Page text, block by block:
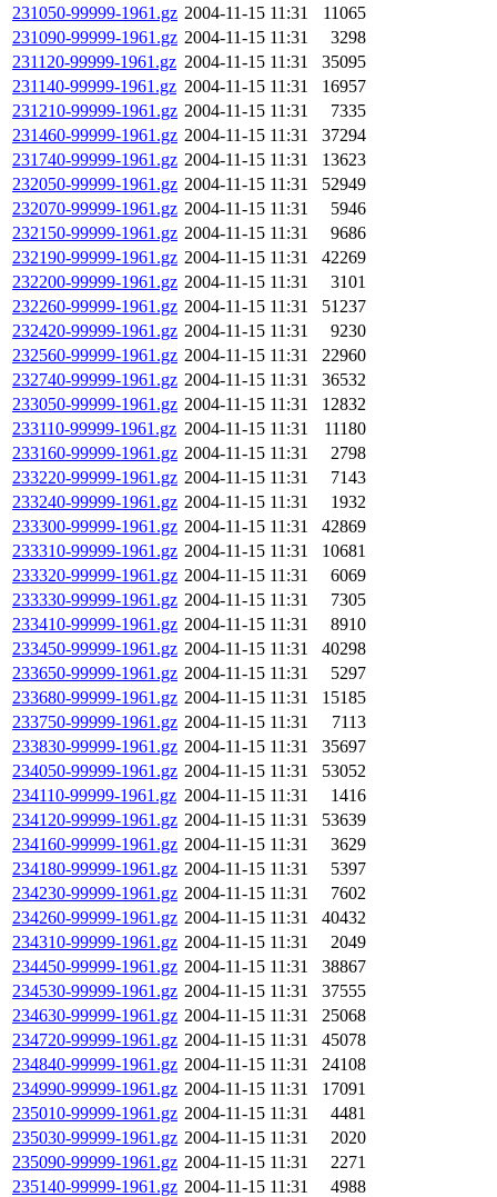
231050-99999-1961.gz 2004-11-15 11:31
11065
231090-99999-1961.gz 2004-11-15 11:31
3298
231120-99999-1961.gz 2004-11-15 11:31
35095
231140-99999-1961.gz 2004-11-15 11:31
16957
231210-99999-1961.gz 2004-11-15 11:31
7335
231460-99999-1961.gz 2004-11-15 11:31
37294
231740-99999-1961.gz 2004-11-15 11:31
13623
232050-99999-1961.gz 2004-11-15 11:31
52949
232070-99999-1961.gz 2004-11-15 11:31
5946
232150-99999-1961.gz 2004-11-15 11:31
9686
232190-99999-1961.gz 2004-11-15 11:31
42269
232200-99999-1961.gz 2004-11-15 11:31
3101
232260-99999-1961.gz 2004-11-15 11:31
51237
232420-99999-1961.gz 2004-11-15 11:31
9230
232560-99999-1961.gz 2004-11-15 11:31
22960
232740-99999-1961.gz 2004-11-15 11:31
36532
233050-99999-1961.gz 2004-11-15 11:31
12832
233110-99999-1961.gz 2004-11-15 11:31
11180
233160-99999-1961.gz 2004-11-15 11:31
2798
233220-99999-1961.gz 2004-11-15 11:31
7143
233240-99999-1961.gz 2004-11-15 11:31
1932
233300-99999-1961.gz 2004-11-15 11:31
42869
233310-99999-1961.gz 2004-11-15 11:31
10681
233320-99999-1961.gz 2004-11-15 11:31
6069
233330-99999-1961.gz 2004-11-15 11:31
7305
233410-99999-1961.gz 2004-11-15 11:31
8910
233450-99999-1961.gz 2004-11-15 11:31
40298
233650-99999-1961.gz 2004-11-15 11:31
5297
233680-99999-1961.gz 2004-11-15 11:31
15185
233750-99999-1961.gz 2004-11-15 11:31
7113
233830-99999-1961.gz 2004-11-15 11:31
35697
234050-99999-1961.gz 2004-11-15 11:31
53052
234110-99999-1961.gz 2004-11-15 11:31
1416
234120-99999-1961.gz 2004-11-15 11:31
53639
234160-99999-1961.gz 2004-11-15 11:31
3629
234180-99999-1961.gz 2004-11-15 11:31
5397
234230-99999-1961.gz 2004-11-15 11:31
7602
234260-99999-1961.gz 2004-11-15 11:31
40432
234310-99999-1961.gz 2004-11-15 11:31
2049
234450-99999-1961.gz 2004-11-15 11:31
38867
234530-99999-1961.gz 2004-11-15 11:31
37555
234630-99999-1961.gz 2004-11-15 11:31
25068
234720-99999-1961.gz 2004-11-15 11:31
45078
234840-99999-1961.gz 2004-11-15 11:31
24108
234990-99999-1961.gz 2004-11-15 11:31
17091
235010-99999-1961.gz 2004-11-15 11:31
4481
235030-99999-1961.gz 2004-11-15 11:31
2020
235090-99999-1961.gz 2004-11-15 11:31
2271
235140-99999-1961.gz 2004-11-15 11:31
4988